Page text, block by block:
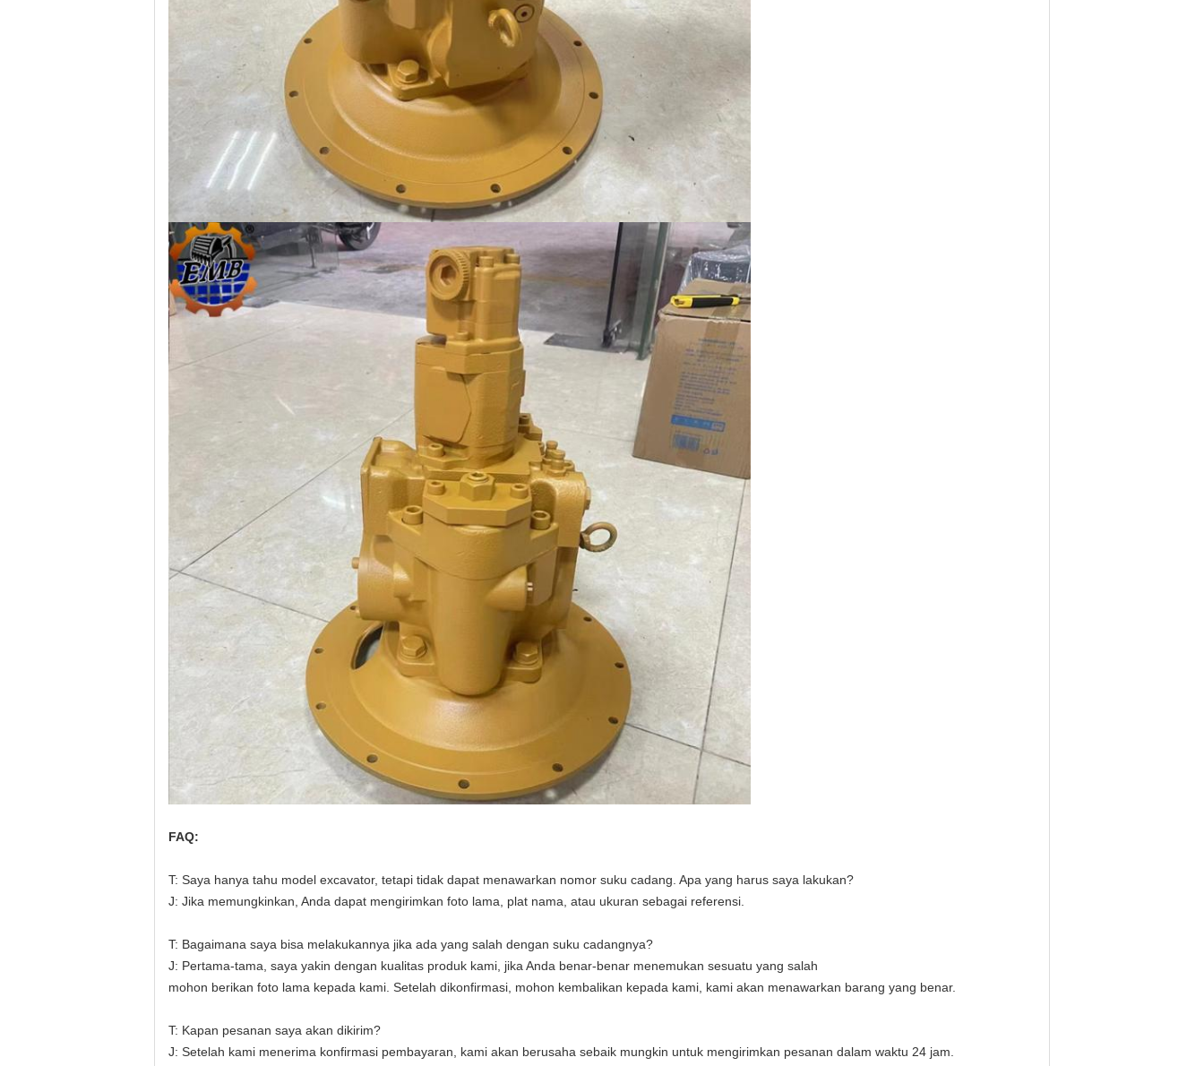
FAQ:
T: Saya hanya tahu model excavator, tetapi tidak dapat menawarkan nomor suku cadang. Apa yang harus saya lakukan?
J: Jika memungkinkan, Anda dapat mengirimkan foto lama, plat nama, atau ukuran sebagai referensi
T: Bagaimana saya bisa melakukannya jika ada yang salah dengan suku cadangnya?
J: Pertama-tama, saya yakin dengan kualitas produk kami, jika Anda benar-benar menemukan sesuatu yang salah
mohon berikan foto lama kepada kami. Setelah dikonfirmasi, mohon kembalikan kepada kami, kami akan menawarkan barang yang benar.
T: Kapan pesanan saya akan dikirim?
J: Setelah kami menerima konfirmasi pembayaran, kami akan berusaha sebaik mungkin untuk mengirimkan pesanan dalam waktu 24 jam.